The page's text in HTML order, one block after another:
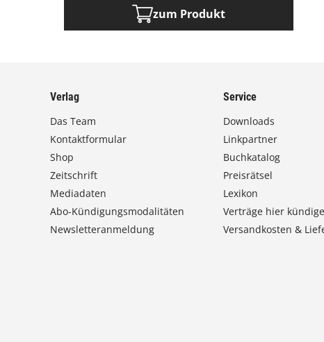
zum Produkt
k
w
e
i
s
t
m
e
h
Verlag
Das Team
Kontaktformular
Shop
Zeitschrift
Mediadaten
Abo-Kündigungsmodalitäten
Newsletteranmeldung
Service
Downloads
Linkpartner
Buchkatalog
Preisrätsel
Lexikon
Verträge hier
Versandkosten &